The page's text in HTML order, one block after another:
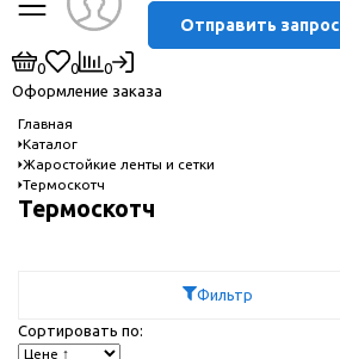
Отправить запрос
0 0
0
Оформление заказа
Главная
Каталог
Жаростойкие ленты и сетки
Термоскотч
Термоскотч
Фильтр
Сортировать по: